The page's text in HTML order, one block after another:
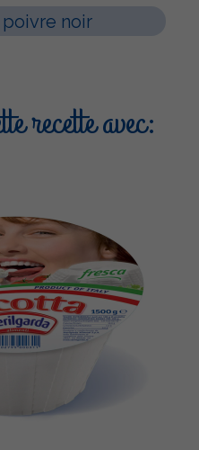
poivre noir
recette avec: